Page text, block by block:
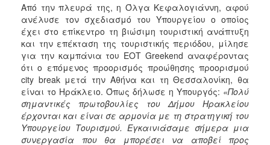
Από την πλευρά της, η Όλγα Κεφαλογιάννη, αφού
ανέλυσε τον σχεδιασμό του Υπουργείου ο οποίος
έχει στο επίκεντρο τη βιώσιμη τουριστική ανάπτυξη
και την επέκταση της τουριστικής περιόδου, μίλησε
για την καμπάνια του ΕΟΤ Greekend αναφέροντας
ότι ο επόμενος προορισμός προώθησης προορισμού
city break μετά την Αθήνα και τη Θεσσαλονίκη, θα
είναι το Ηράκλειο. Όπως δήλωσε η Υπουργός: «Πολύ
σημαντικές πρωτοβουλίες του Δήμου Ηρακλείου
έρχονται και είναι σε αρμονία με τη στρατηγική του
Υπουργείου Τουρισμού. Εγκαινιάσαμε σήμερα μια
συνεργασία που θα μπορέσει να αποβεί προς